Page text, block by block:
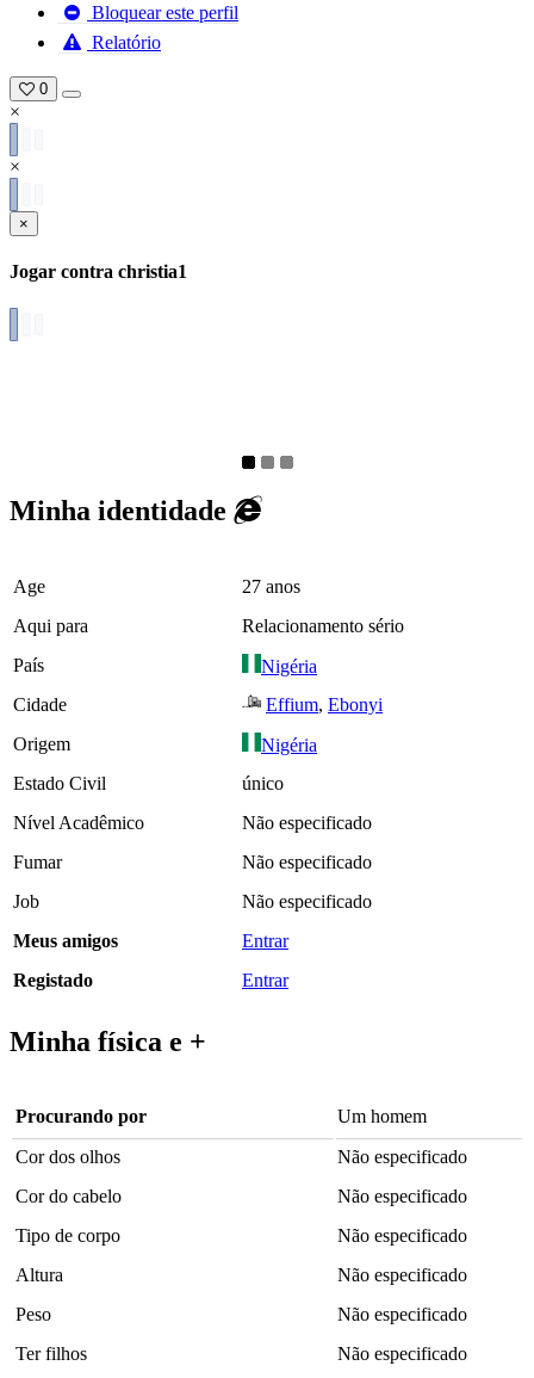
Bloquear este perfil
Relatório
0
×
×
×
Jogar contra christia1
Minha identidade
Age
27 anos
Aqui para
Relacionamento sério
País
Nigéria
Cidade
Effium, Ebonyi
Origem
Nigéria
Estado Civil
único
Nível Acadêmico
Não especificado
Fumar
Não especificado
Job
Não especificado
Meus amigos
Entrar
Registado
Entrar
Minha física e +
Procurando por
Um homem
Cor dos olhos
Não especificado
Cor do cabelo
Não especificado
Tipo de corpo
Não especificado
Altura
Não especificado
Peso
Não especificado
Ter filhos
Não especificado